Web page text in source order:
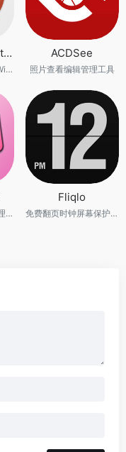
Microsoft Remote Desktop
微软 Mac 远程控制 Windows 软件
ACDSee
照片查看编辑管理工具
最好用的mac优化清理工具
Fliqlo
免费翻页时钟屏幕保护程序